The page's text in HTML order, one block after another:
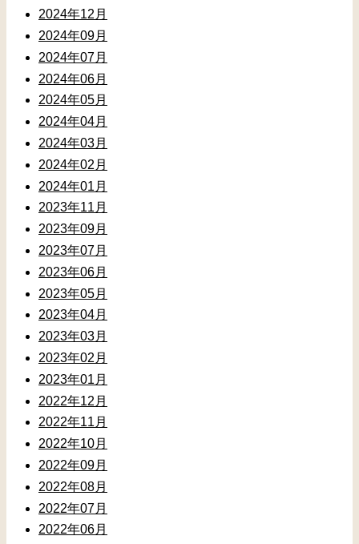
2024年12月
2024年09月
2024年07月
2024年06月
2024年05月
2024年04月
2024年03月
2024年02月
2024年01月
2023年11月
2023年09月
2023年07月
2023年06月
2023年05月
2023年04月
2023年03月
2023年02月
2023年01月
2022年12月
2022年11月
2022年10月
2022年09月
2022年08月
2022年07月
2022年06月